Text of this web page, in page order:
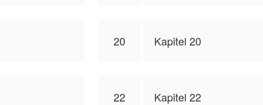
20 Kapitel 20
22 Kapitel 22